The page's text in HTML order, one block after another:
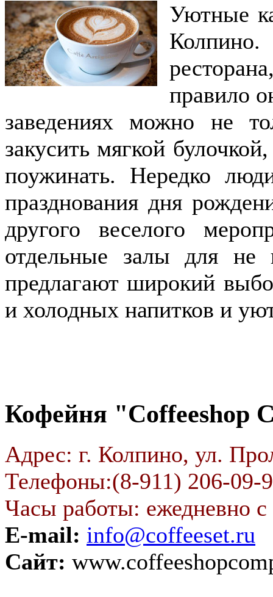
Уютные
Колпино.
правило
заведениях можно не
закусить мягкой
поужинать. Нередко
празднования дня
другого веселого
отдельные залы для не
предлагают широкий
и холодных напитков и
Кофейня "Coffeeshop
Адрес: г. Колпино, ул.
Телефоны:(8-911) 206-09-
Часы работы: ежедневно
E-mail: info@coffeeset.ru
Сайт: